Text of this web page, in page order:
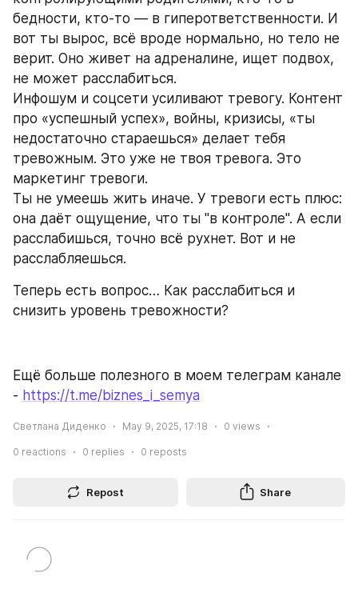
бедности, кто-то — в гиперответственности. И
вот ты вырос, всё вроде нормально, но тело не
верит. Оно живет на адреналине, ищет подвох,
не может расслабиться.
Инфошум и соцсети усиливают тревогу. Контент
про «успешный успех», войны, кризисы, «ты
недостаточно стараешься» делает тебя
тревожным. Это уже не твоя тревога. Это
маркетинг тревоги.
Ты не умеешь жить иначе. У тревоги есть плюс:
она даёт ощущение, что ты "в контроле". А если
расслабишься, точно всё рухнет. Вот и не
расслабляешься.
Теперь есть вопрос… Как расслабиться и
снизить уровень тревожности?
Ещё больше полезного в моем телеграм канале
- https://t.me/biznes_i_semya
Светлана Диденко May 9, 2025, 17:18 0 views
0 reactions 0 replies 0 reposts
Repost Share